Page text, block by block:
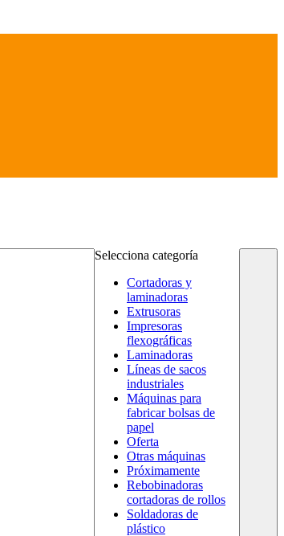
Selecciona categoría
Cortadoras y
laminadoras
Extrusoras
Impresoras
flexográficas
Laminadoras
Líneas de sacos
industriales
Máquinas para
fabricar bolsas de
papel
Oferta
Otras máquinas
Próximamente
Rebobinadoras
cortadoras de rollos
Soldadoras de
plástico